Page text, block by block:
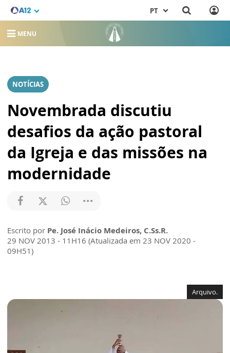
PT
MENU
NOTÍCIAS
Novembrada discutiu
desafios da ação pastoral
da Igreja e das missões na
modernidade
Escrito por Pe. José Inácio Medeiros, C.Ss.R.
29 NOV 2013 - 11H16 (Atualizada em 23 NOV 2020 -
09H51)
Arquivo.